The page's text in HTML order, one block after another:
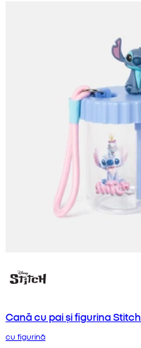
Cană cu pai și figurina Stitch
cu figurină